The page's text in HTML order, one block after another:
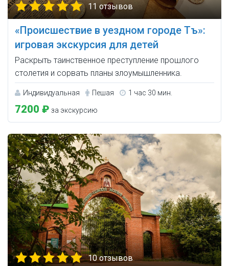
11 отзывов
«Происшествие в уездном городе Тъ»:
игровая экскурсия для детей
Раскрыть таинственное преступление прошлого
столетия и сорвать планы злоумышленника.
Индивидуальная Пешая 1 час 30 мин.
7200 ₽ за экскурсию
10 отзывов